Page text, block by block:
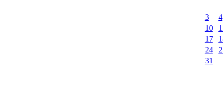
3
4
10
17
24
31